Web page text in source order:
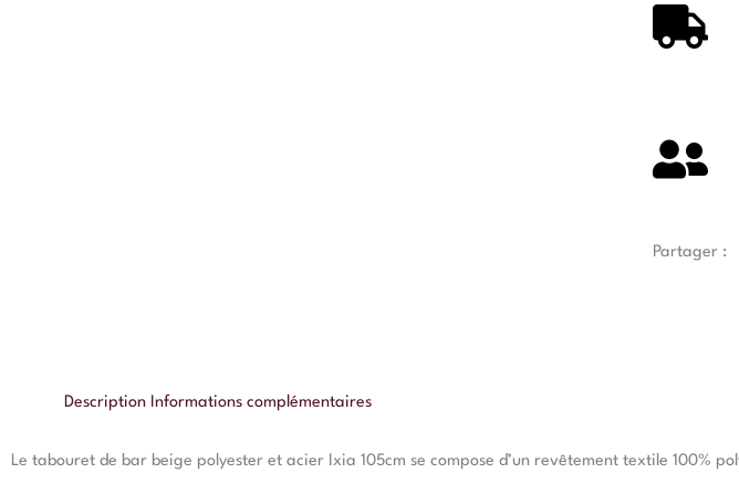
Partager :
Description Informations complémentaires
Le tabouret de bar beige polyester et acier Ixia 105cm se compose d’un revêtement textile 100%